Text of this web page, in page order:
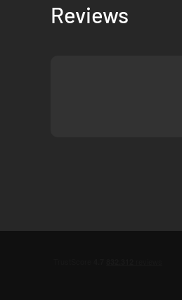
Reviews